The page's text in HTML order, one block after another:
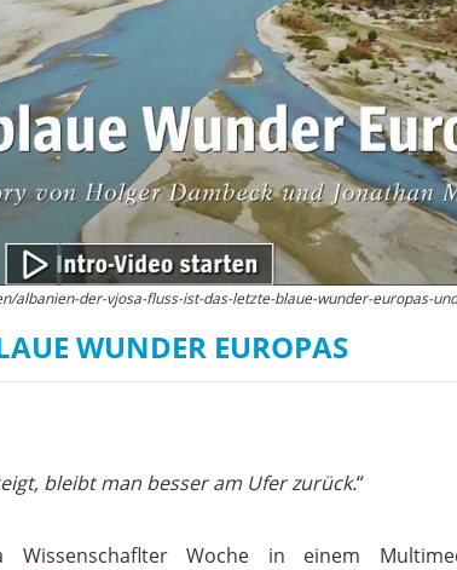
Wissenschaftler:innen legen
die Grundlage für Europas
nächsten Wildfluss-
Nationalpark
Studien
Fotos
Videos
Aktuell
albanien-der-vjosa-fluss-ist-das-letzte-blaue-wunder-europas-
WUNDER EUROPAS
bleibt man besser am Ufer zurück.“
Woche in einem